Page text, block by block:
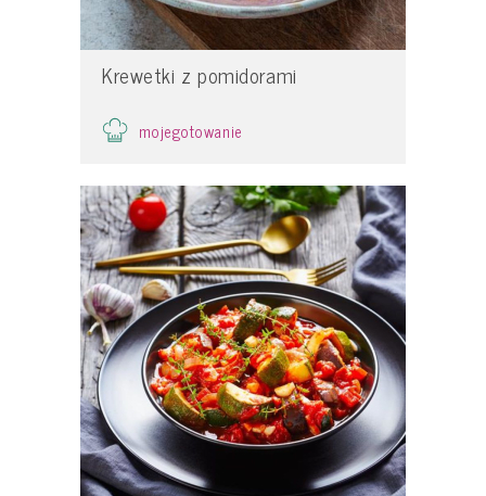
Krewetki z pomidorami
mojegotowanie